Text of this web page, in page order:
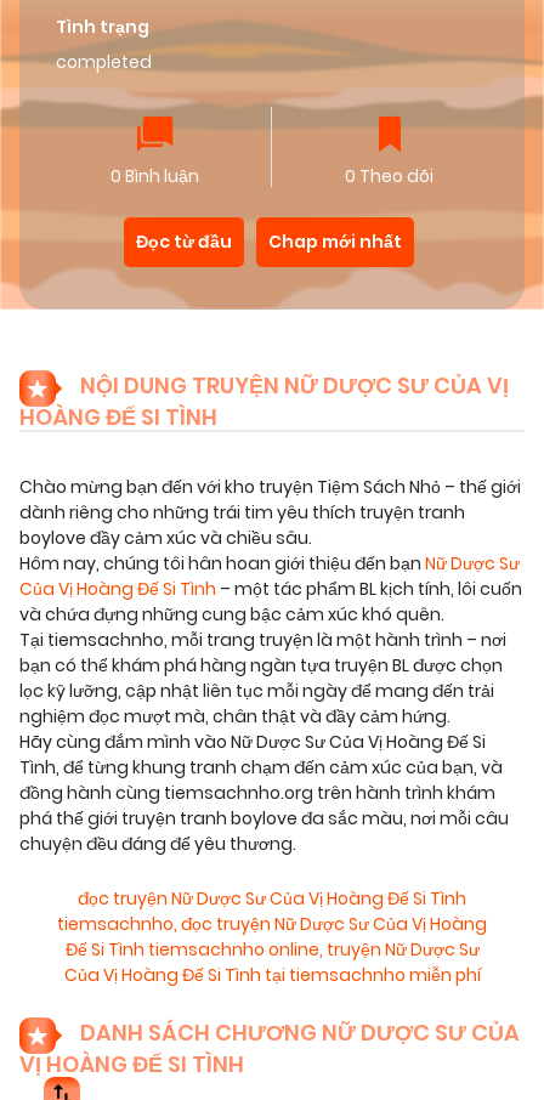
Tình trạng
completed
0 Bình luận 0 Theo dõi
Đọc từ đầu Chap mới nhất
NỘI DUNG TRUYỆN NỮ DƯỢC SƯ CỦA VỊ
HOÀNG ĐẾ SI TÌNH
Chào mừng bạn đến với kho truyện Tiệm Sách Nhỏ – thế giới
dành riêng cho những trái tim yêu thích truyện tranh
boylove đầy cảm xúc và chiều sâu.
Hôm nay, chúng tôi hân hoan giới thiệu đến bạn Nữ Dược Sư
Của Vị Hoàng Đế Si Tình – một tác phẩm BL kịch tính, lôi cuốn
và chứa đựng những cung bậc cảm xúc khó quên.
Tại tiemsachnho, mỗi trang truyện là một hành trình – nơi
bạn có thể khám phá hàng ngàn tựa truyện BL được chọn
lọc kỹ lưỡng, cập nhật liên tục mỗi ngày để mang đến trải
nghiệm đọc mượt mà, chân thật và đầy cảm hứng.
Hãy cùng đắm mình vào Nữ Dược Sư Của Vị Hoàng Đế Si
Tình, để từng khung tranh chạm đến cảm xúc của bạn, và
đồng hành cùng tiemsachnho.org trên hành trình khám
phá thế giới truyện tranh boylove đa sắc màu, nơi mỗi câu
chuyện đều đáng để yêu thương.
đọc truyện Nữ Dược Sư Của Vị Hoàng Đế Si Tình
tiemsachnho, đọc truyện Nữ Dược Sư Của Vị Hoàng
Đế Si Tình tiemsachnho online, truyện Nữ Dược Sư
Của Vị Hoàng Đế Si Tình tại tiemsachnho miễn phí
DANH SÁCH CHƯƠNG NỮ DƯỢC SƯ CỦA
VỊ HOÀNG ĐẾ SI TÌNH